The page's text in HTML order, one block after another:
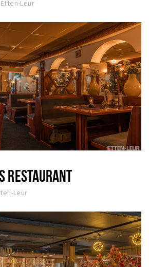
Leur
RESTAURANT
Leur